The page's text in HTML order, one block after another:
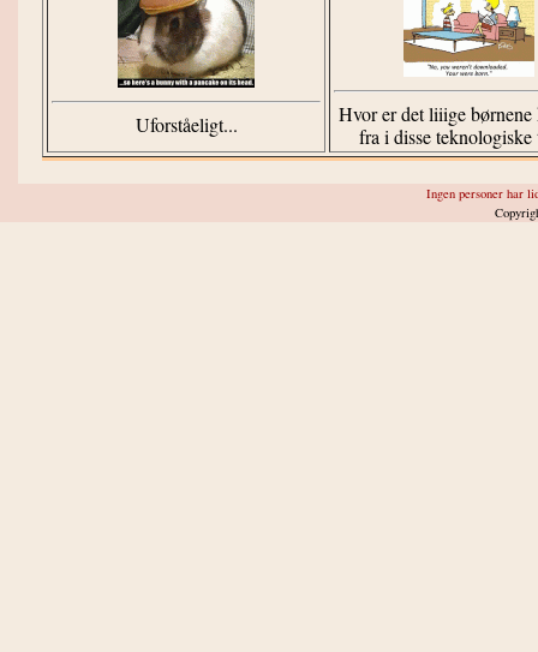
Uforståeligt...
Hvor er det liiige børnene
fra i disse teknologiske
Ingen personer har